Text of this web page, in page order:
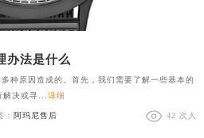
办法是什么
种原因造成的。首先，我们需要了解一些基本的
决或寻... 详细
： 阿玛尼售后 42 次人